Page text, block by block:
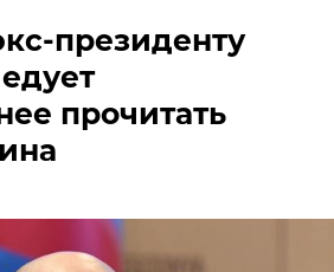
президенту
прочитать